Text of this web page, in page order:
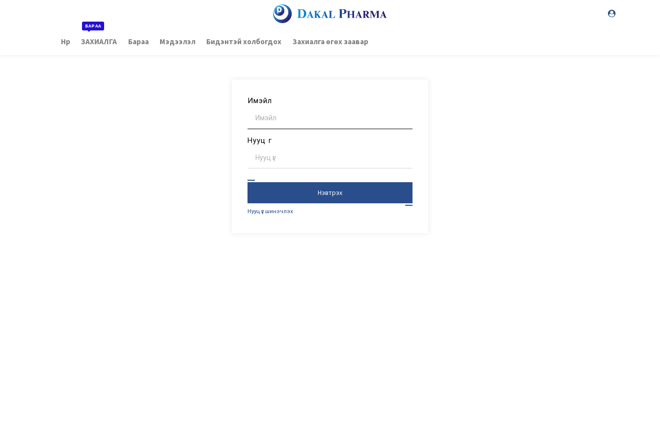
Нүүр ЗАХИАЛГА
БАРАА
Бараа Мэдээлэл Бидэнтэй холбогдох Захиалга өгөх заавар
Имэйл
Нууц үг
Нэвтрэх
Нууц үг шинэчлэх